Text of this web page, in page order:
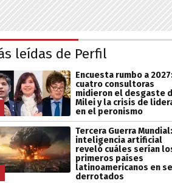
leídas de Perfil
Encuesta rumbo a
cuatro consultoras
midieron el desgaste
Milei y la crisis de
en el peronismo
Tercera Guerra
inteligencia artificial
reveló cuáles serían
primeros países
latinoamericanos en
derrotados